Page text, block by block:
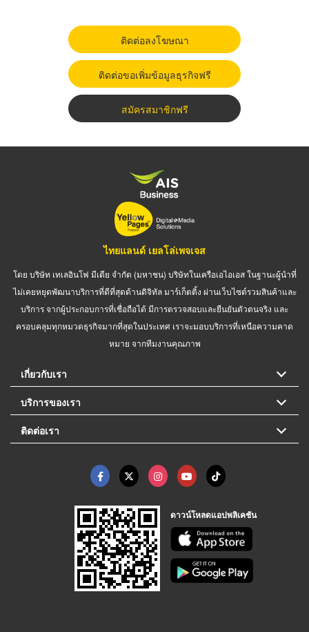
ติดต่อลงโฆษณา
ติดต่อขอเพิ่มข้อมูลธุรกิจฟรี
สมัครสมาชิกฟรี
ไทยแลนด์ เยลโล่เพจเจส
โดย บริษัท เทเลอินโฟ มีเดีย จำกัด (มหาชน) บริษัทในเครือเอไอเอส ในฐานะผู้นำที่
ไม่เคยหยุดพัฒนาบริการที่ดีที่สุดด้านดิจิทัล มาร์เก็ตติ้ง ผ่านเว็บไซต์รวมสินค้าและ
บริการ จากผู้ประกอบการที่เชื่อถือได้ มีการตรวจสอบและยืนยันตัวตนจริง และ
ครอบคลุมทุกหมวดธุรกิจมากที่สุดในประเทศ เราจะมอบบริการที่เหนือความคาด
หมาย จากทีมงานคุณภาพ
เกี่ยวกับเรา
บริการของเรา
ติดต่อเรา
ดาวน์โหลดแอปพลิเคชัน